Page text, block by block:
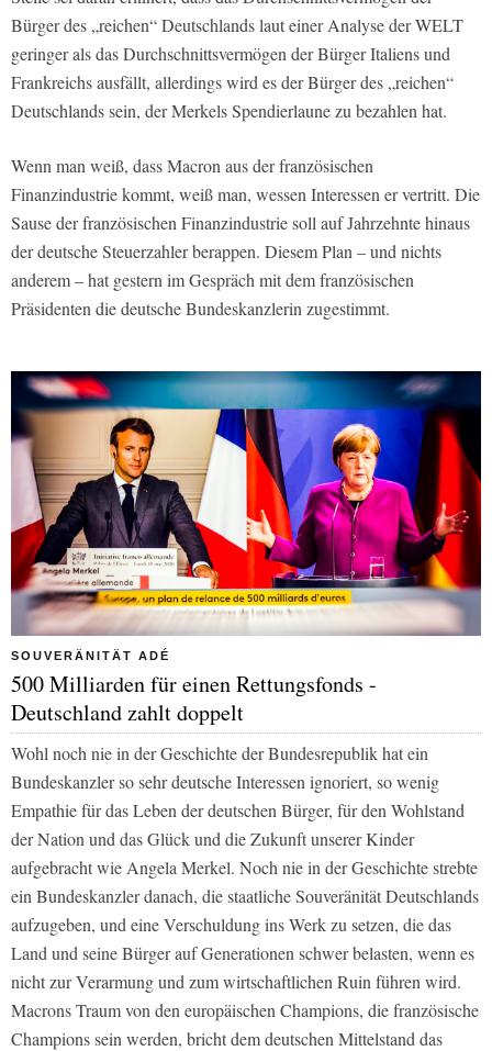
Bürger des „reichen“ Deutschlands laut einer Analyse derWELT
geringer als das Durchschnittsvermögen der Bürger Italiens und
Frankreichs ausfällt, allerdings wird es der Bürger des „reichen“
Deutschlands sein, der Merkels Spendierlaune zu bezahlen hat.
Wenn man weiß, dass Macron aus der französischen
Finanzindustrie kommt, weiß man, wessen Interessen er vertritt. Die
Sause der französischen Finanzindustrie soll auf Jahrzehnte hinaus
der deutsche Steuerzahler berappen. Diesem Plan – und nichts
anderem – hat gestern im Gespräch mit dem französischen
Präsidenten die deutsche Bundeskanzlerin zugestimmt.
SOUVERÄNITÄT ADÉ
500 Milliarden für einen Rettungsfonds -
Deutschland zahlt doppelt
Wohl noch nie in der Geschichte der Bundesrepublik hat ein
Bundeskanzler so sehr deutsche Interessen ignoriert, so wenig
Empathie für das Leben der deutschen Bürger, für den Wohlstand
der Nation und das Glück und die Zukunft unserer Kinder
aufgebracht wie Angela Merkel. Noch nie in der Geschichte strebte
ein Bundeskanzler danach, die staatliche Souveränität Deutschlands
aufzugeben, und eine Verschuldung ins Werk zu setzen, die das
Land und seine Bürger auf Generationen schwer belasten, wenn es
nicht zur Verarmung und zum wirtschaftlichen Ruin führen wird.
Macrons Traum von den europäischen Champions, die französische
Champions sein werden, bricht dem deutschen Mittelstand das